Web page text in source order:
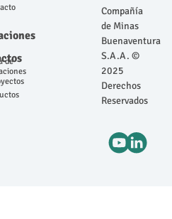
de
Compañía
de Minas
Buenaventura
S.A.A. ©
2025
Derechos
Reservados